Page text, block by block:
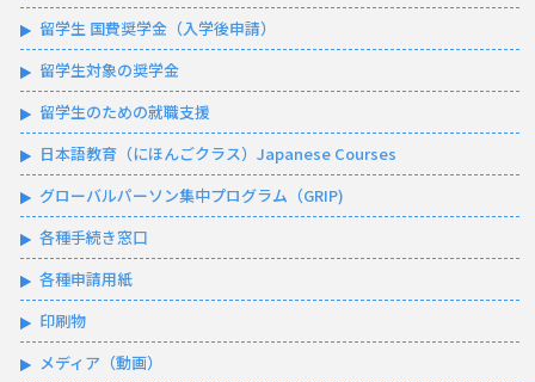
留学生 国費奨学金（入学後申請）
留学生対象の奨学金
留学生のための就職支援
日本語教育（にほんごクラス）Japanese Courses
グローバルパーソン集中プログラム（GRIP)
各種手続き窓口
各種申請用紙
印刷物
メディア（動画）